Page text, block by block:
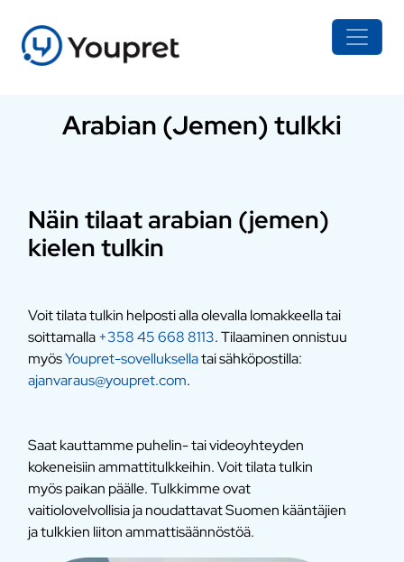
Arabian (Jemen) tulkki
Näin tilaat arabian (jemen)
kielen tulkin
Voit tilata tulkin helposti alla olevalla lomakkeella tai
soittamalla+358 45 668 8113. Tilaaminen onnistuu
myösYoupret-sovelluksellatai sähköpostilla:
ajanvaraus@youpret.com.
Saat kauttamme puhelin- tai videoyhteyden
kokeneisiin ammattitulkkeihin. Voit tilata tulkin
myös paikan päälle. Tulkkimme ovat
vaitiolovelvollisia ja noudattavat Suomen kääntäjien
ja tulkkien liiton ammattisäännöstöä.